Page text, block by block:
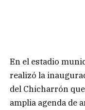
En el estadio
realizó la
del Chicharrón
amplia agenda de